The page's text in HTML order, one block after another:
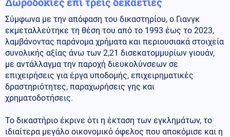
Σύμφωνα με την απόφαση του δικαστηρίου, ο Γιανγκ
εκμεταλλεύτηκε τη θέση του από το 1993 έως το 2023,
λαμβάνοντας παράνομα χρήματα και περιουσιακά στοιχεία
συνολικής αξίας άνω των 2,21 δισεκατομμυρίων γιουάν,
με αντάλλαγμα την παροχή διευκολύνσεων σε
επιχειρήσεις για έργα υποδομής, επιχειρηματικές
δραστηριότητες, παραχωρήσεις γης και
χρηματοδοτήσεις.
Το δικαστήριο έκρινε ότι η έκταση των εγκλημάτων, το
ιδιαίτερα μεγάλο οικονομικό όφελος που αποκόμισε και η